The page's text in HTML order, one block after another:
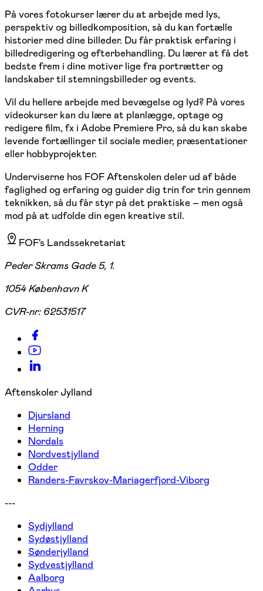
På vores fotokurser lærer du at arbejde med lys,
perspektiv og billedkomposition, så du kan fortælle
historier med dine billeder. Du får praktisk erfaring i
billedredigering og efterbehandling. Du lærer at få det
bedste frem i dine motiver lige fra portrætter og
landskaber til stemningsbilleder og events.
Vil du hellere arbejde med bevægelse og lyd? På vores
videokurser kan du lære at planlægge, optage og
redigere film, fx i Adobe Premiere Pro, så du kan skabe
levende fortællinger til sociale medier, præsentationer
eller hobbyprojekter.
Underviserne hos FOF Aftenskolen deler ud af både
faglighed og erfaring og guider dig trin for trin gennem
teknikken, så du får styr på det praktiske – men også
mod på at udfolde din egen kreative stil.
FOF's Landssekretariat
Peder Skrams Gade 5, 1.
1054 København K
CVR-nr: 62531517
Aftenskoler Jylland
Djursland
Herning
Nordals
Nordvestjylland
Odder
Randers-Favrskov-Mariagerfjord-Viborg
---
Sydjylland
Sydøstjylland
Sønderjylland
Sydvestjylland
Aalborg